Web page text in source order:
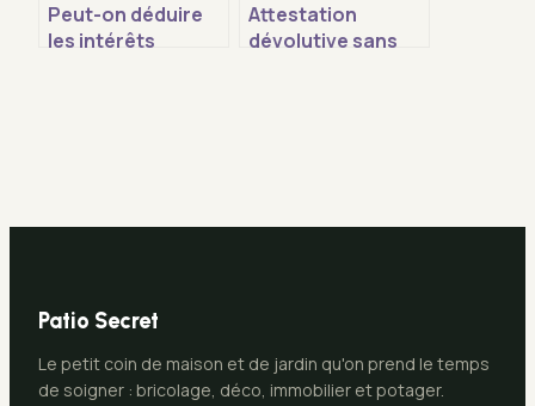
Peut-on déduire
les intérêts
Attestation
dévolutive sans
Patio Secret
Le petit coin de maison et de jardin qu'on prend le temps
de soigner : bricolage, déco, immobilier et potager.